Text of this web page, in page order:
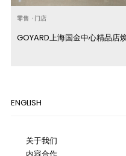
零售 · 门店
GOYARD上海国金中心精品店
ENGLISH
关于我们